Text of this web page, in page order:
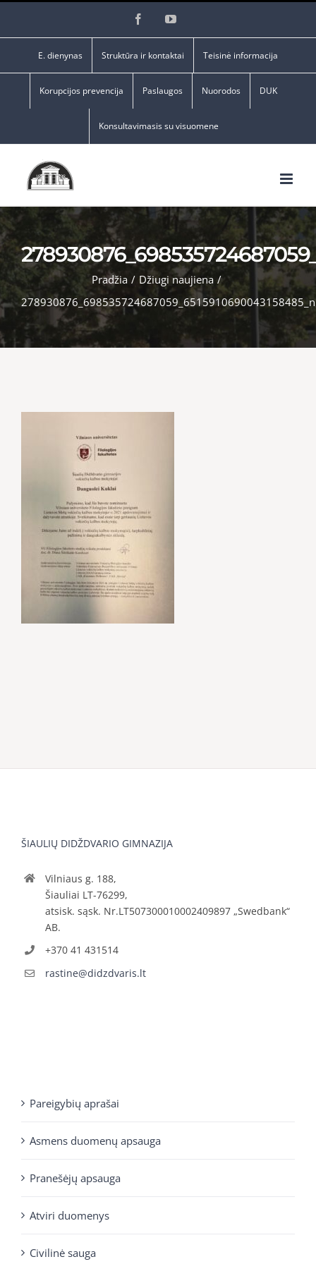
FacebookYouTube
E. dienynas Struktūra ir kontaktai Teisinė informacija
Korupcijos prevencija Paslaugos Nuorodos DUK
Konsultavimasis su visuomene
Pradžia / Džiugi naujiena /
278930876_698535724687059_6515910690043158485_n
ŠIAULIŲ DIDŽDVARIO GIMNAZIJA
Vilniaus g. 188,
Šiauliai LT-76299,
atsisk. sąsk. Nr.LT507300010002409897 „Swedbank“
AB.
+370 41 431514
rastine@didzdvaris.lt
Pareigybių aprašai
Asmens duomenų apsauga
Pranešėjų apsauga
Atviri duomenys
Civilinė sauga